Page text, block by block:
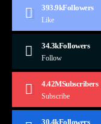
393.9kFollowers
Like
34.3kFollowers
Follow
4.42MSubscribers
Subscribe
30.4kFollowers